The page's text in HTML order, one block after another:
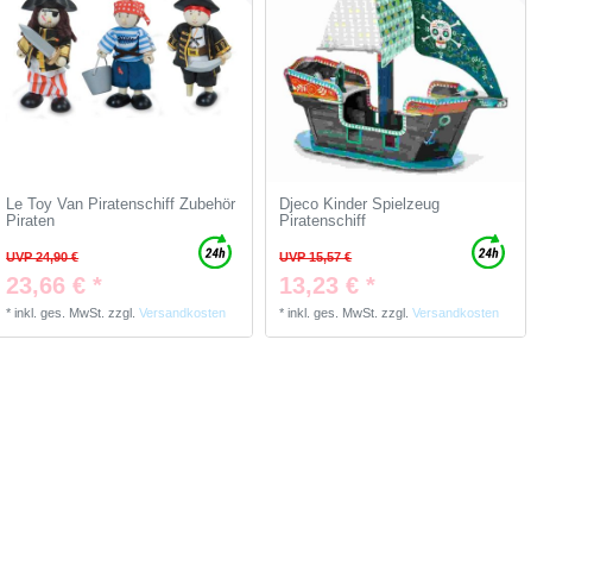
Le Toy Van Piratenschiff Zubehör
Piraten
UVP 24,90 €
23,66 € *
*inkl. ges. MwSt. zzgl.Versandkosten
Djeco Kinder Spielzeug
Piratenschiff
UVP 15,57 €
13,23 € *
*inkl. ges. MwSt. zzgl.Versandkosten